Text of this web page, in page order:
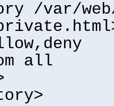
/var/
all